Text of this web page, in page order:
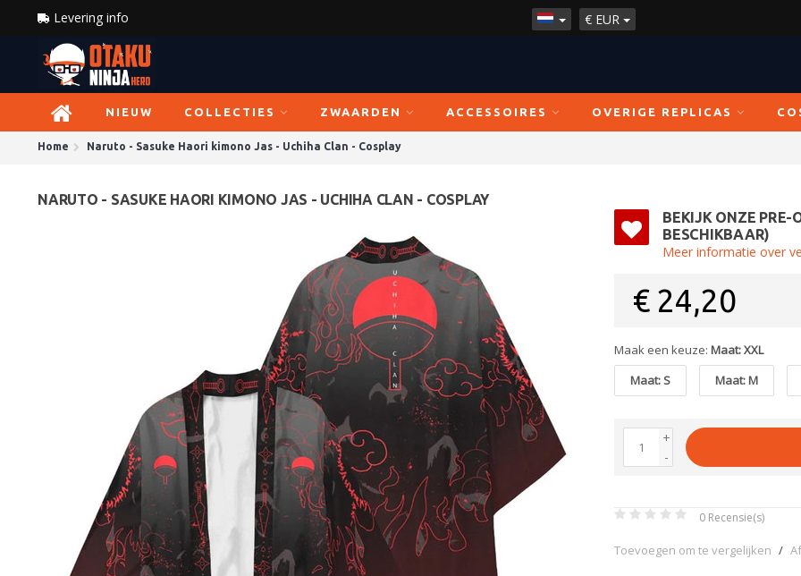
Levering info € EUR
NIEUW COLLECTIES ZWAARDEN ACCESSOIRES OVERIGE REPLICAS
Home Naruto - Sasuke Haori kimono Jas - Uchiha Clan - Cosplay
NARUTO - SASUKE HAORI KIMONO JAS - UCHIHA CLAN - COSPLAY
BEKIJK ONZE PRE-
BESCHIKBAAR)
Meer informatie over
€ 24,20
Maak een keuze: Maat: XXL
Maat: S
Maat: M
+
-
0 Recensie(s)
Toevoegen om te vergelijken /